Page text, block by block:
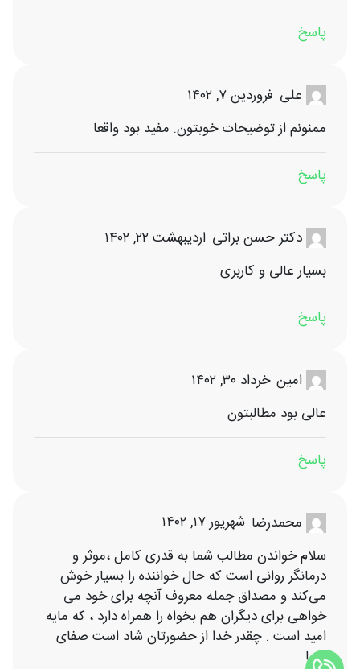
پاسخ
علی فروردین ۷, ۱۴۰۲
ممنونم از توضیحات خوبتون. مفید بود واقعا
پاسخ
دکتر حسن براتی اردیبهشت ۲۲, ۱۴۰۲
بسیار عالی و کاربری
پاسخ
امین خرداد ۳۰, ۱۴۰۲
عالی بود مطالبتون
پاسخ
محمدرضا شهریور ۱۷, ۱۴۰۲
سلام خواندن مطالب شما به قدری کامل ،موثر و
درمانگر روانی است که حال خواننده را بسیار خوش
می‌کند و مصداق جمله معروف آنچه برای خود می
خواهی برای دیگران هم بخواه را همراه دارد ، که مایه
امید است . چقدر خدا از حضورتان شاد است صفای
شما